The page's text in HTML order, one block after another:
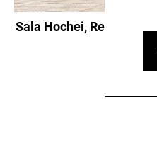
Sala Hochei, Remetea